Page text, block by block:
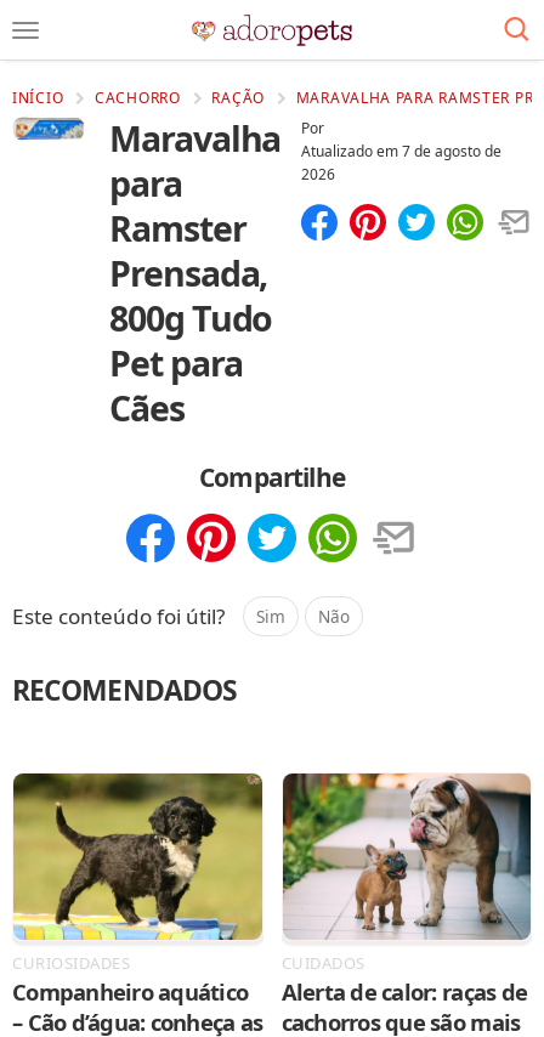
INÍCIO CACHORRO RAÇÃO MARAVALHA PARA RAMSTER
Maravalha
para
Ramster
Prensada,
800g Tudo
Pet para
Cães
Por
Atualizado em7 de agosto de
2026
Compartilhe
Este conteúdo foi útil? Sim Não
RECOMENDADOS
CURIOSIDADES
Companheiro aquático
– Cão d’água: conheça as
CUIDADOS
Alerta de calor: raças de
cachorros que são mais